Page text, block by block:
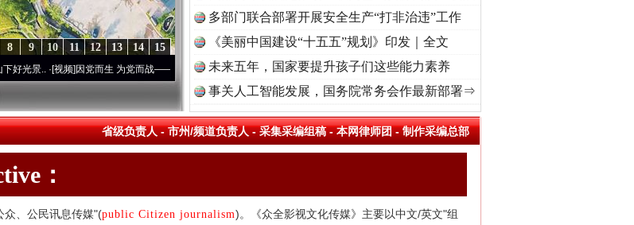
15
14
13
12
11
10
9
8
·[视频]因党而生 为党而战——百年“纪”事⑧加强纪律..·[视频]牢记初心使命 奋进复兴征程丨“转折之城”激荡..
多部门联合部署开展安全生产“打非治违”工作
《美丽中国建设“十五五”规划》印发｜全文
未来五年，国家要提升孩子们这些能力素养
事关人工智能发展，国务院常务会作最新部署⇒
省级负责人-市州/频道负责人-采集采编组稿-本网律师团-制作采编总部
：
众、公民讯息传媒"(public Citizen journalism)。《众全影视文化传媒》主要以中文/英文"组